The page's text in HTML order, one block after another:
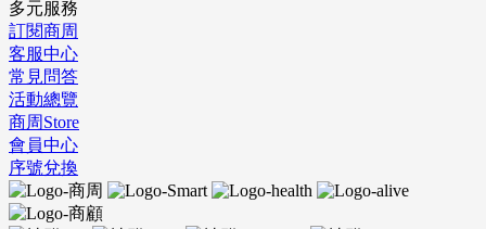
多元服務
訂閱商周
客服中心
常見問答
活動總覽
商周Store
會員中心
序號兌換